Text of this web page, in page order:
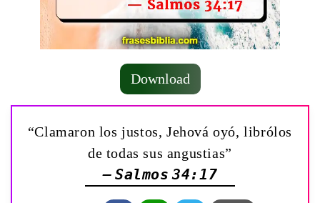
Download
“Clamaron los justos, Jehová oyó, librólos
de todas sus angustias”
— Salmos 34:17